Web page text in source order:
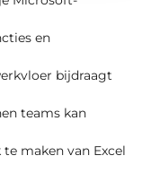
en
bijdraagt
teams kan
maken van Excel